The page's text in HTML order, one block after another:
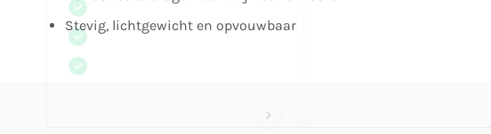
Stevig, lichtgewicht en opvouwbaar